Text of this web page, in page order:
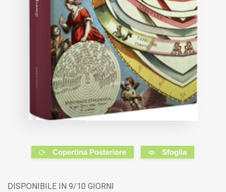
Copertina Posteriore Sfoglia
DISPONIBILE IN 9/10 GIORNI